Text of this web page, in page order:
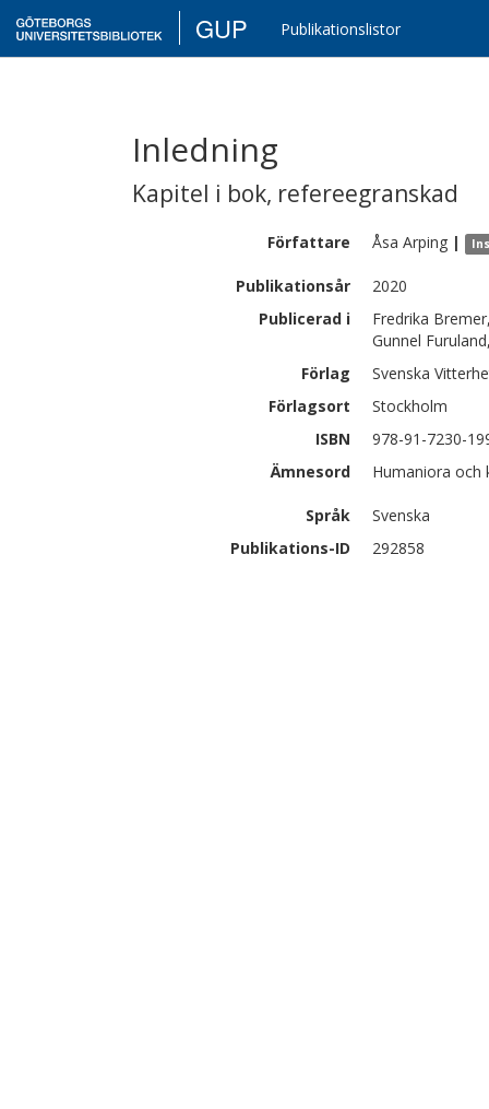
GUP Publikationslistor
Inledning
Kapitel i bok, refereegranskad
Författare Åsa Arping |
Publikationsår
2020
Publicerad i
Fredrika
Gunnel
Förlag
Svenska
Förlagsort
Stockholm
ISBN
978-91-7230-
Ämnesord
Humaniora
Språk
Svenska
Publikations-ID
292858